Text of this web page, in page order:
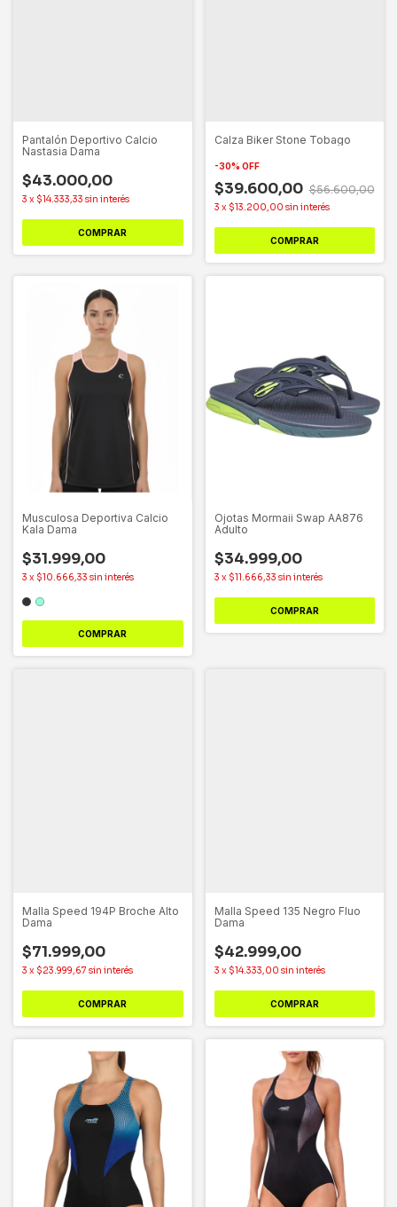
Pantalón Deportivo Calcio
Nastasia Dama
$43.000,00
3 x $14.333,33 sin interés
COMPRAR
Calza Biker Stone Tobago
-30% OFF
$39.600,00 $56.600,00
3 x $13.200,00 sin interés
COMPRAR
Musculosa Deportiva Calcio
Kala Dama
$31.999,00
3 x $10.666,33 sin interés
COMPRAR
Ojotas Mormaii Swap AA876
Adulto
$34.999,00
3 x $11.666,33 sin interés
COMPRAR
Malla Speed 194P Broche Alto
Dama
$71.999,00
3 x $23.999,67 sin interés
COMPRAR
Malla Speed 135 Negro Fluo
Dama
$42.999,00
3 x $14.333,00 sin interés
COMPRAR